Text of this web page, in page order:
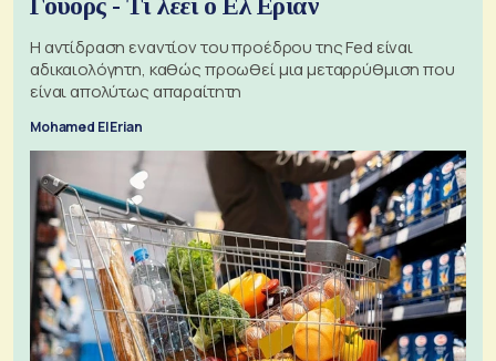
Γούορς - Τι λέει ο Ελ Εριάν
Η αντίδραση εναντίον του προέδρου της Fed είναι
αδικαιολόγητη, καθώς προωθεί μια μεταρρύθμιση που
είναι απολύτως απαραίτητη
Mohamed El Erian